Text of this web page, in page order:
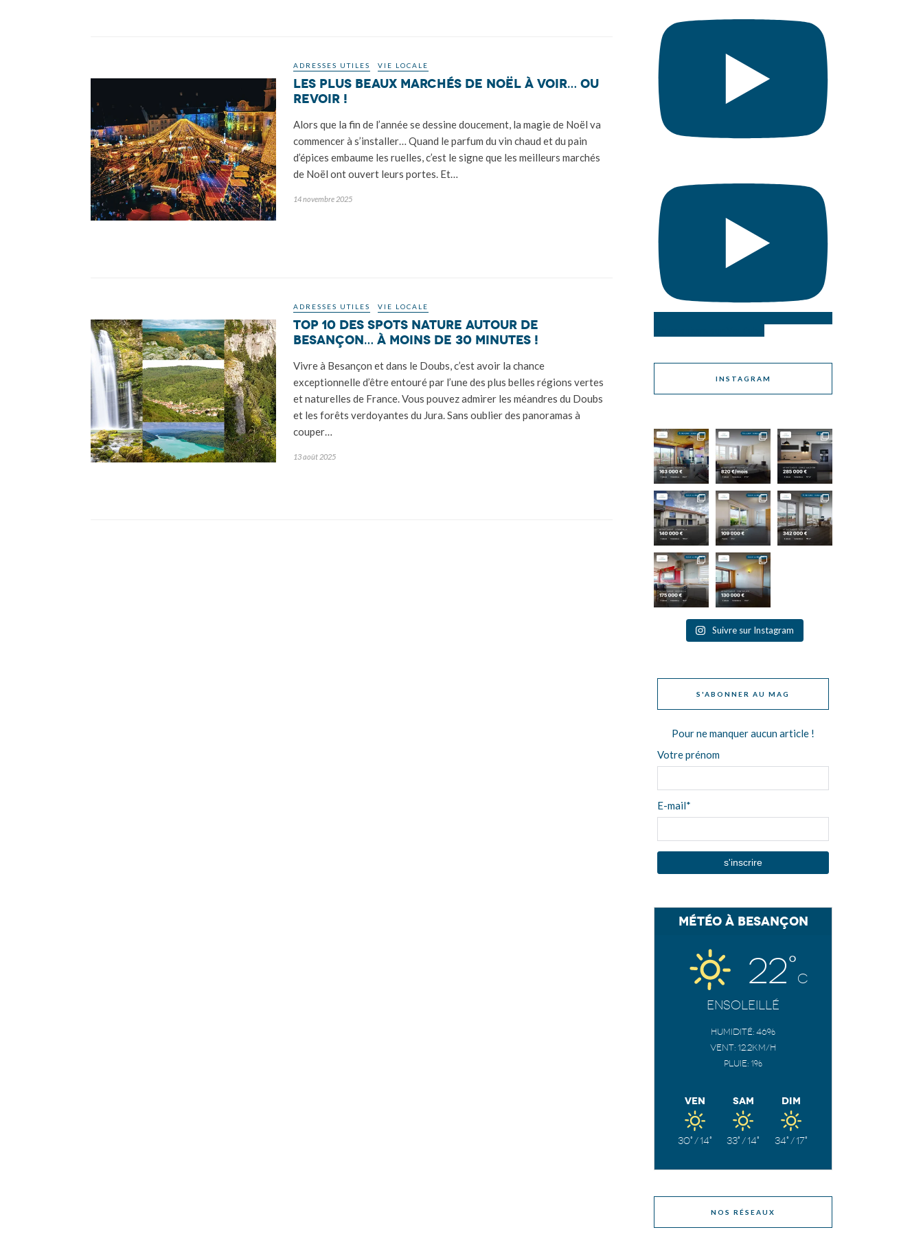
ADRESSES UTILES VIE LOCALE
Les plus beaux marchés de Noël à voir… ou
revoir !
Alors que la fin de l’année se dessine doucement, la magie de Noël va
commencer à s’installer… Quand le parfum du vin chaud et du pain
d’épices embaume les ruelles, c’est le signe que les meilleurs marchés
de Noël ont ouvert leurs portes. Et…
14 novembre 2025
ADRESSES UTILES VIE LOCALE
Top 10 des spots nature autour de
Besançon… à moins de 30 minutes !
Vivre à Besançon et dans le Doubs, c’est avoir la chance
exceptionnelle d’être entouré par l’une des plus belles régions vertes
et naturelles de France. Vous pouvez admirer les méandres du Doubs
et les forêts verdoyantes du Jura. Sans oublier des panoramas à
couper…
13 août 2025
INSTAGRAM
Suivre sur Instagram
S'ABONNER AU MAG
Pour ne manquer aucun article !
Votre prénom
E-mail*
Météo à Besançon
22°C
Ensoleillé
Humidité: 46%
Vent: 12.2Km/h
Pluie: 1%
Ven
30°/14°
Sam
33°/14°
Dim
34°/17°
NOS RÉSEAUX